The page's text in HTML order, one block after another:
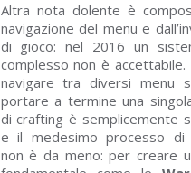
Altra nota dolente è
navigazione del menu e
di gioco: nel 2016 un
complesso non è
navigare tra diversi menu
portare a termine una
di crafting è semplicemente
e il medesimo processo di
non è da meno: per creare